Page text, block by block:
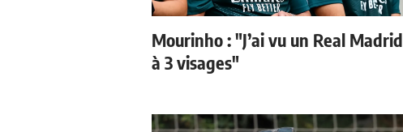
Mourinho : "J’ai vu un Real Madrid
à 3 visages"